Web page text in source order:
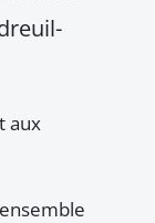
aux